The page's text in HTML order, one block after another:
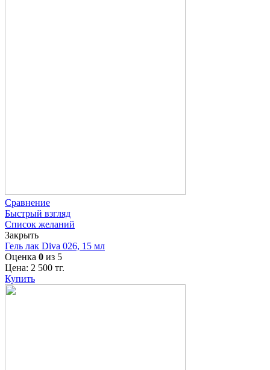
Сравнение
Быстрый взгляд
Список желаний
Закрыть
Гель лак Diva 026, 15 мл
Оценка 0 из 5
Цена: 2 500 тг.
Купить